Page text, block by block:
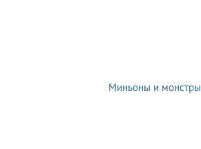
Миньоны и монстры